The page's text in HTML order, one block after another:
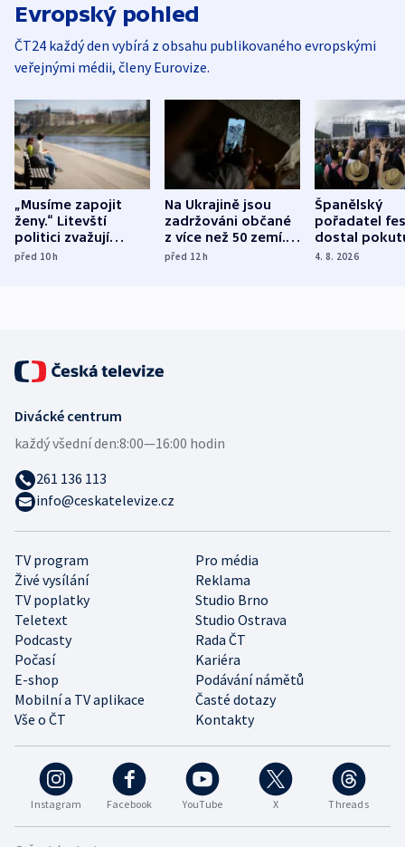
Evropský pohled
ČT24 každý den vybírá z obsahu publikovaného evropskými
veřejnými médii, členy Eurovize.
„Musíme zapojit
ženy.“ Litevští
politici zvažují
dohodu o
před 10h
Na Ukrajině jsou
zadržováni občané
z více než 50 zemí.
Bojovali na straně
před 12h
Španělský
pořadatel
dostal
nekalé
4. 8. 2026
Instagram Facebook YouTube X Threads
TV program
Pro média
Živé vysílání
Reklama
TV poplatky
Studio Brno
Teletext
Studio Ostrava
Podcasty
Rada ČT
Počasí
Kariéra
E-shop
Podávání námětů
Mobilní a TV aplikace
Časté dotazy
Vše o ČT
Kontakty
Divácké centrum
každý všední den:8:00—16:00 hodin
261 136 113
info@ceskatelevize.cz